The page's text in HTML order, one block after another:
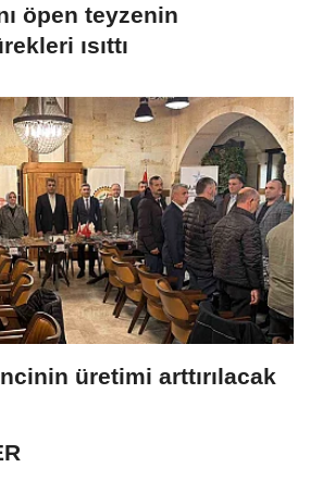
öpen teyzenin
ısıttı
üretimi arttırılacak